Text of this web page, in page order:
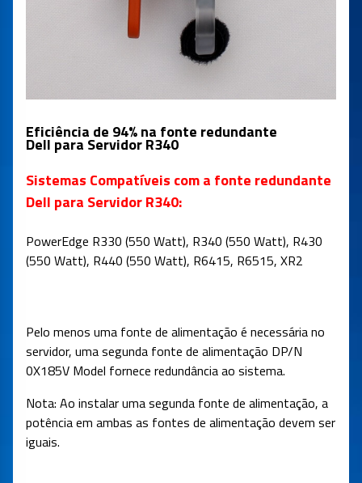
Eficiência de 94% na fonte redundante
Dellpara Servidor R340
Sistemas Compatíveis com a fonte redundante
Dell para Servidor R340:
PowerEdge R330 (550 Watt), R340 (550 Watt), R430
(550 Watt), R440 (550 Watt), R6415, R6515, XR2
Pelo menos uma fonte de alimentação é necessária no
servidor, uma segunda fonte de alimentação DP/N
0X185V Model fornece redundância ao sistema.
Nota: Ao instalar uma segunda fonte de alimentação, a
potência em ambas as fontes de alimentação devem ser
iguais.